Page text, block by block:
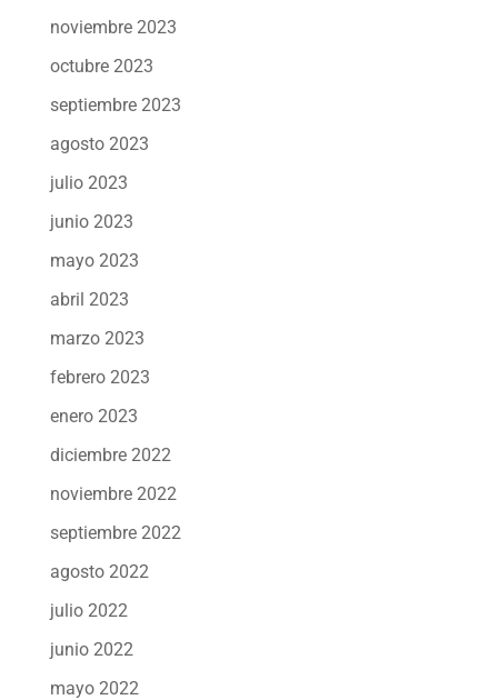
noviembre 2023
octubre 2023
septiembre 2023
agosto 2023
julio 2023
junio 2023
mayo 2023
abril 2023
marzo 2023
febrero 2023
enero 2023
diciembre 2022
noviembre 2022
septiembre 2022
agosto 2022
julio 2022
junio 2022
mayo 2022